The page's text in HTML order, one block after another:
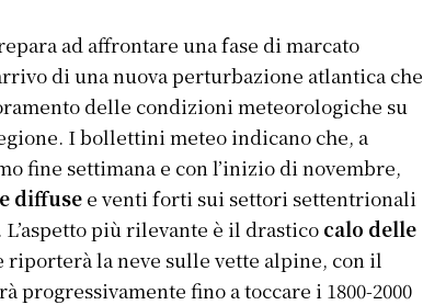
ad affrontare una fase di marcato
di una nuova perturbazione atlantica che
delle condizioni meteorologiche su
I bollettini meteo indicano che, a
fine settimana e con l’inizio di novembre,
diffusee venti forti sui settori settentrionali
più rilevante è il drastico calo delle
riporterà la neve sulle vette alpine, con il
progressivamente fino a toccare i 1800-2000